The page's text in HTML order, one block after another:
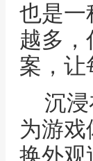
也是一
越多
案，让
沉
为游
换外观